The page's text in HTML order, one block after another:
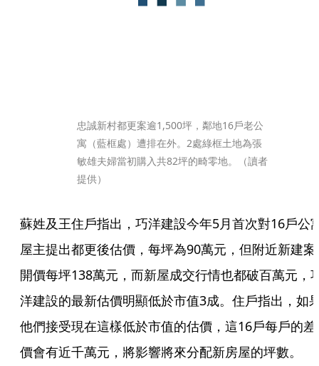
忠誠新村都更案逾1,500坪，鄰地16戶老公
寓（藍框處）遭排在外。2處綠框土地為張
敏雄夫婦當初購入共82坪的畸零地。（讀者
提供）
蘇姓及王住戶指出，巧洋建設今年5月首次對16戶公
屋主提出都更後估價，每坪為90萬元，但附近新建案
開價每坪138萬元，而新屋成交行情也都破百萬元，
洋建設的最新估價明顯低於市值3成。住戶指出，如
他們接受現在這樣低於市值的估價，這16戶每戶的差
價會有近千萬元，將影響將來分配新房屋的坪數。